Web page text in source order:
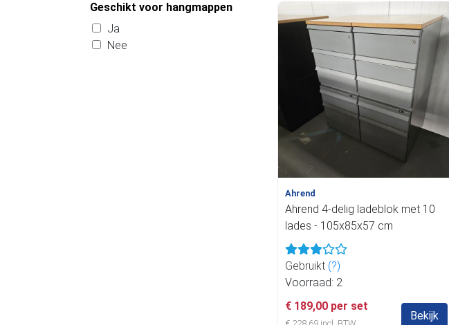
Geschikt voor hangmappen
Ja
Nee
Ahrend
Ahrend 4-delig ladeblok met 10
lades - 105x85x57 cm
Gebruikt (?)
Voorraad: 2
€ 189,00 per set
Bekijk